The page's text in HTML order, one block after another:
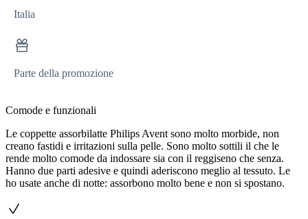
Italia
Parte della promozione
Comode e funzionali
Le coppette assorbilatte Philips Avent sono molto morbide, non
creano fastidi e irritazioni sulla pelle. Sono molto sottili il che le
rende molto comode da indossare sia con il reggiseno che senza.
Hanno due parti adesive e quindi aderiscono meglio al tessuto. Le
ho usate anche di notte: assorbono molto bene e non si spostano.